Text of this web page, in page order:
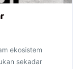
ekosistem
sekadar